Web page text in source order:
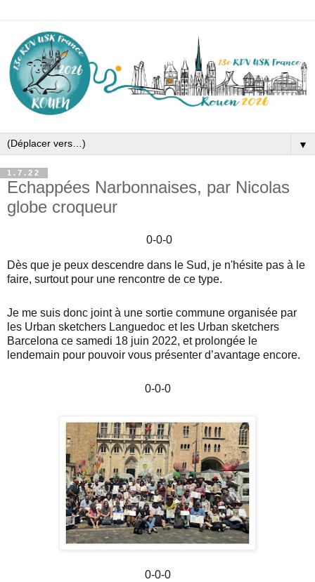
▼
1.7.22
Echappées Narbonnaises, par Nicolas
globe croqueur
0-0-0
Dès que je peux descendre dans le Sud, je n'hésite pas à le
faire, surtout pour une rencontre de ce type.
Je me suis donc joint à une sortie commune organisée par
les Urban sketchers Languedoc et les Urban sketchers
Barcelona ce samedi 18 juin 2022, et prolongée le
lendemain pour pouvoir vous présenter d’avantage encore.
0-0-0
0-0-0